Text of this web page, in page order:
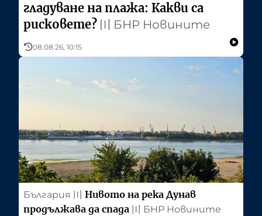
гладуване на плажа: Какви са
рисковете? 〣 БНР Новините
08.08.26, 10:15
България 〣 Нивото на река Дунав
продължава да спада 〣 БНР Новините